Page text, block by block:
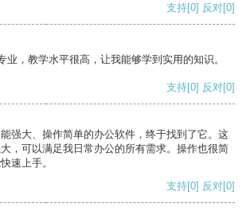
支持[0] 反对[0]
业，教学水平很高，让我能够学到实用的知识。
支持[0] 反对[0]
强大、操作简单的办公软件，终于找到了它。这
，可以满足我日常办公的所有需求。操作也很简
速上手。
支持[0] 反对[0]